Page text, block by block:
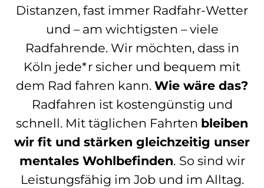
Distanzen, fast immer Radfahr-Wetter
und – am wichtigsten – viele
Radfahrende. Wir möchten, dass in
Köln jede*r sicher und bequem mit
dem Rad fahren kann. Wie wäre das?
Radfahren ist kostengünstig und
schnell. Mit täglichen Fahrten bleiben
wir fit und stärken gleichzeitig unser
mentales Wohlbefinden. So sind wir
Leistungsfähig im Job und im Alltag.